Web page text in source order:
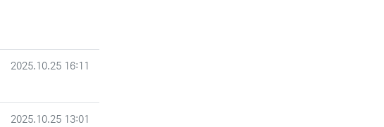
작성일
2025.10.25 16:11
작성일
2025.10.25 13:01